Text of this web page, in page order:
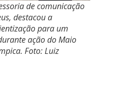
de comunicação
destacou a
para um
ação do Maio
Foto: Luiz